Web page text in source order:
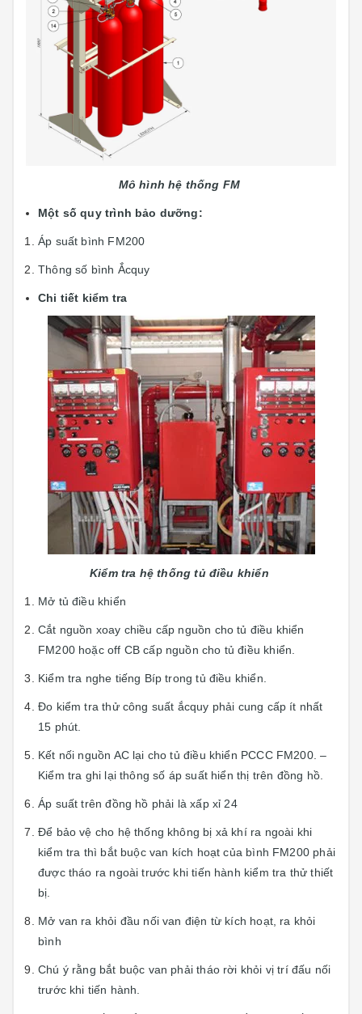
Mô hình hệ thống FM
Một số quy trình bảo dưỡng:
Áp suất bình FM200
Thông số bình Ắcquy
Chi tiết kiểm tra
Kiểm tra hệ thống tủ điều khiển
Mở tủ điều khiển
Cắt nguồn xoay chiều cấp nguồn cho tủ điều khiển
FM200 hoặc off CB cấp nguồn cho tủ điều khiển.
Kiểm tra nghe tiếng Bíp trong tủ điều khiển.
Đo kiểm tra thử công suất ắcquy phải cung cấp ít nhất
15 phút.
Kết nối nguồn AC lại cho tủ điều khiển PCCC FM200. –
Kiểm tra ghi lại thông số áp suất hiển thị trên đồng hồ.
Áp suất trên đồng hồ phải là xấp xỉ 24
Để bảo vệ cho hệ thống không bị xả khí ra ngoài khi
kiểm tra thì bắt buộc van kích hoạt của bình FM200 phải
được tháo ra ngoài trước khi tiến hành kiểm tra thử thiết
bị.
Mở van ra khỏi đầu nối van điện từ kích hoạt, ra khỏi
bình
Chú ý rằng bắt buộc van phải tháo rời khỏi vị trí đấu nối
trước khi tiến hành.